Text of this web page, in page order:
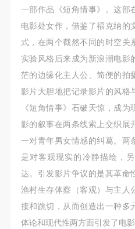
一部作品《短角情事》。这部
电影处女作，借鉴了福克纳的
式，在两个截然不同的时空关
实验风格后来成为新浪潮电影
茫的边缘化主人公、简便的拍
影片大胆地把记录影片的风格
《短角情事》石破天惊，成
影的叙事在两条线索上交织展
一对青年男女情感的纠葛。两
是对客观现实的冷静描绘，
达。引发影片争议的是其革命
渔村生存体察（客观）与主人
接和跳切，从而创造出一种多
体论和现代性两方面引发了电
套设备、设施造成个人受
具、材料、设备或设施的
当承当相应的全部责任，
失。活动中任何非事故当
事故的任何责任。
中央美术学院美术馆肖像
根据《中华人民共和国广
民法通则》以及 最高人民
人民共和国民法通则》若
有关规定，为明确肖像许
方）的权利义务关系，经
带有甲方肖像的作品的使
一、 一般约定
（1）、甲方为本协议中的
套设备、设施造成个人受
具、材料、设备或设施的
当承当相应的全部责任，
失。活动中任何非事故当
事故的任何责任。
中央美术学院美术馆肖像
根据《中华人民共和国广
民法通则》以及 最高人民
人民共和国民法通则》若
有关规定，为明确肖像许
方）的权利义务关系，经
带有甲方肖像的作品的使
一、 一般约定
（1）、甲方为本协议中的
套设备、设施造成个人受
具、材料、设备或设施的
当承当相应的全部责任，
失。活动中任何非事故当
事故的任何责任。
中央美术学院美术馆肖像
根据《中华人民共和国广
民法通则》以及 最高人民
人民共和国民法通则》若
有关规定，为明确肖像许
方）的权利义务关系，经
带有甲方肖像的作品的使
一、 一般约定
（1）、甲方为本协议中的